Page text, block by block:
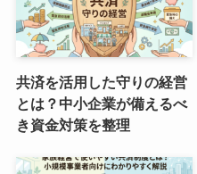
共済を活用した守りの経営
とは？中小企業が備えるべ
き資金対策を整理